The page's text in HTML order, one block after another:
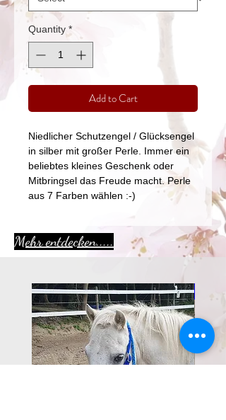
Quantity *
Add to Cart
Niedlicher Schutzengel / Glücksengel
in silber mit großer Perle. Immer ein
beliebtes kleines Geschenk oder
Mitbringsel das Freude macht. Perle
aus 7 Farben wählen :-)
Mehr entdecken.....